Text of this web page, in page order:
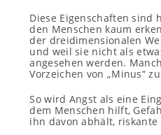
Diese Eigenschaften sind
den Menschen kaum
der dreidimensionalen
und weil sie nicht als
angesehen werden.
Vorzeichen von „Minus“ zu
So wird Angst als eine
dem Menschen hilft,
ihn davon abhält,